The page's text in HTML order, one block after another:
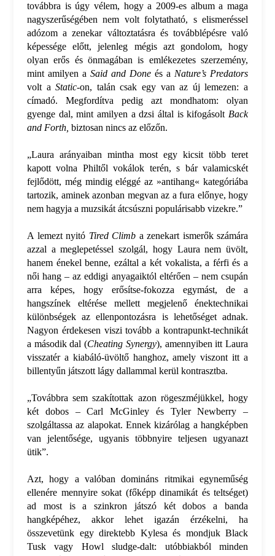
továbbra is úgy vélem, hogy a 2009-es album a maga
nagyszerűségében nem volt folytatható, s elismeréssel
adózom a zenekar változtatásra és továbblépésre való
képessége előtt, jelenleg mégis azt gondolom, hogy
olyan erős és önmagában is emlékezetes szerzemény,
mint amilyen a Said and Done és a Nature’s Predators
volt aStatic-on, talán csak egy van az új lemezen: a
címadó. Megfordítva pedig azt mondhatom: olyan
gyenge dal, mint amilyen a dzsi által is kifogásolt Back
and Forth, biztosan nincs az előzőn.
„Laura arányaiban mintha most egy kicsit több teret
kapott volna Philtől vokálok terén, s bár valamicskét
fejlődött, még mindig eléggé az »antihang« kategóriába
tartozik, aminek azonban megvan az a fura előnye, hogy
nem hagyja a muzsikát átcsúszni populárisabb vizekre.”
A lemezt nyitó Tired Climb a zenekart ismerők számára
azzal a meglepetéssel szolgál, hogy Laura nem üvölt,
hanem énekel benne, ezáltal a két vokalista, a férfi és a
női hang – az eddigi anyagaiktól eltérően – nem csupán
arra képes, hogy erősítse-fokozza egymást, de a
hangszínek eltérése mellett megjelenő énektechnikai
különbségek az ellenpontozásra is lehetőséget adnak.
Nagyon érdekesen viszi tovább a kontrapunkt-technikát
a második dal (Cheating Synergy), amennyiben itt Laura
visszatér a kiabáló-üvöltő hanghoz, amely viszont itt a
billentyűn játszott lágy dallammal kerül kontrasztba.
„Továbbra sem szakítottak azon rögeszméjükkel, hogy
két dobos – Carl McGinley és Tyler Newberry –
szolgáltassa az alapokat. Ennek kizárólag a hangképben
van jelentősége, ugyanis többnyire teljesen ugyanazt
ütik”.
Azt, hogy a valóban domináns ritmikai egyneműség
ellenére mennyire sokat (főképp dinamikát és teltséget)
ad most is a szinkron játszó két dobos a banda
hangképéhez, akkor lehet igazán érzékelni, ha
összevetünk egy direktebb Kylesa és mondjuk Black
Tusk vagy Howl sludge-dalt: utóbbiakból minden